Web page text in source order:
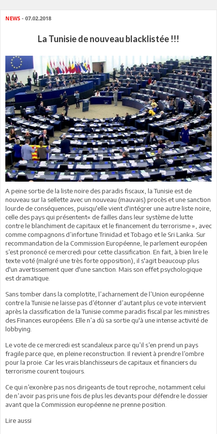
NEWS - 07.02.2018
La Tunisie de nouveau blacklistée !!!
A peine sortie de la liste noire des paradis fiscaux, la Tunisie est de
nouveau sur la sellette avec un nouveau (mauvais) procès et une sanction
lourde de conséquences, puisqu'elle vient d'intégrer une autre liste noire,
celle des pays qui présentent« de failles dans leur système de lutte
contre le blanchiment de capitaux et le financement du terrorisme », avec
comme compagnons d’infortune Trinidad et Tobago et le Sri Lanka. Sur
recommandation de la Commission Européenne, le parlement européen
s’est prononcé ce mercredi pour cette classification. En fait, à bien lire le
texte voté (malgré une très forte opposition), il s'agit beaucoup plus
d'un avertissement quer d'une sanction. Mais son effet psychologique
est dramatique.
Sans tomber dans la complotite, l’acharnement de l’Union européenne
contre la Tunisie ne laisse pas d’étonner d’autant plus ce vote intervient
après la classification de la Tunisie comme paradis fiscal par les ministres
des Finances européens. Elle n’a dû sa sortie qu'à une intense activité de
lobbying.
Le vote de ce mercredi est scandaleux parce qu’il s’en prend un pays
fragile parce que, en pleine reconstruction. Il revient à prendre l’ombre
pour la proie. Car les vrais blanchisseurs de capitaux et financiers du
terrorisme courent toujours.
Ce qui n’exonère pas nos dirigeants de tout reproche, notamment celui
de n’avoir pas pris une fois de plus les devants pour défendre le dossier
avant que la Commission européenne ne prenne position.
Lire aussi